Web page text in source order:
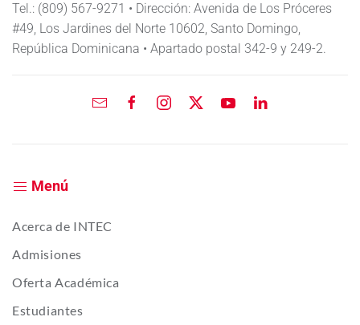
Tel.: (809) 567-9271 • Dirección: Avenida de Los Próceres
#49, Los Jardines del Norte 10602, Santo Domingo,
República Dominicana • Apartado postal 342-9 y 249-2.
Menú
Acerca de INTEC
Admisiones
Oferta Académica
Estudiantes